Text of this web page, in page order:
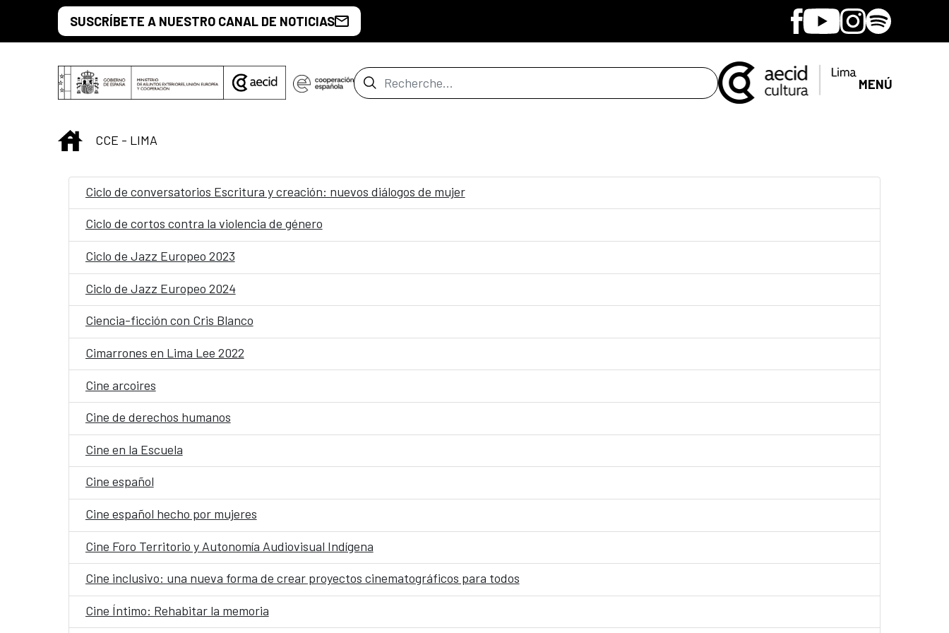
Saut au contenu principal
SUSCRÍBETE A NUESTRO CANAL DE NOTICIAS Facebook
YoutubeInstagram
Spotify
Barre de recherche MENÚ
INICIO
CCE - LIMA
Ciclo de conversatorios Escritura y creación: nuevos diálogos de mujer
Ciclo de cortos contra la violencia de género
Ciclo de Jazz Europeo 2023
Ciclo de Jazz Europeo 2024
Ciencia-ficción con Cris Blanco
Cimarrones en Lima Lee 2022
Cine arcoires
Cine de derechos humanos
Cine en la Escuela
Cine español
Cine español hecho por mujeres
Cine Foro Territorio y Autonomía Audiovisual Indígena
Cine inclusivo: una nueva forma de crear proyectos cinematográficos para todos
Cine Íntimo: Rehabitar la memoria